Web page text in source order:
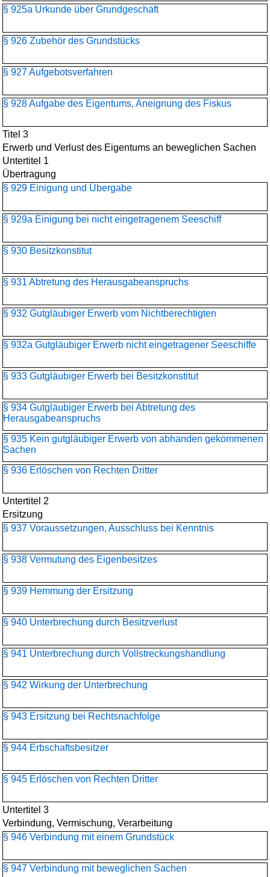
§ 925a Urkunde über Grundgeschäft
§ 926 Zubehör des Grundstücks
§ 927 Aufgebotsverfahren
§ 928 Aufgabe des Eigentums, Aneignung des Fiskus
Titel 3
Erwerb und Verlust des Eigentums an beweglichen Sachen
Untertitel 1
Übertragung
§ 929 Einigung und Übergabe
§ 929a Einigung bei nicht eingetragenem Seeschiff
§ 930 Besitzkonstitut
§ 931 Abtretung des Herausgabeanspruchs
§ 932 Gutgläubiger Erwerb vom Nichtberechtigten
§ 932a Gutgläubiger Erwerb nicht eingetragener Seeschiffe
§ 933 Gutgläubiger Erwerb bei Besitzkonstitut
§ 934 Gutgläubiger Erwerb bei Abtretung des
Herausgabeanspruchs
§ 935 Kein gutgläubiger Erwerb von abhanden gekommenen
Sachen
§ 936 Erlöschen von Rechten Dritter
Untertitel 2
Ersitzung
§ 937 Voraussetzungen, Ausschluss bei Kenntnis
§ 938 Vermutung des Eigenbesitzes
§ 939 Hemmung der Ersitzung
§ 940 Unterbrechung durch Besitzverlust
§ 941 Unterbrechung durch Vollstreckungshandlung
§ 942 Wirkung der Unterbrechung
§ 943 Ersitzung bei Rechtsnachfolge
§ 944 Erbschaftsbesitzer
§ 945 Erlöschen von Rechten Dritter
Untertitel 3
Verbindung, Vermischung, Verarbeitung
§ 946 Verbindung mit einem Grundstück
§ 947 Verbindung mit beweglichen Sachen